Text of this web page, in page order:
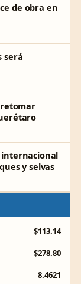
de obra en
será
retomar
y selvas
$113.14
$278.80
8.4621